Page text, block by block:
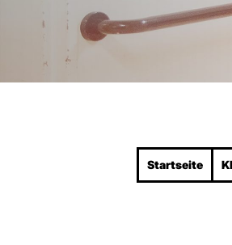
Startseite